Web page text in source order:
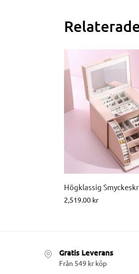
Högklassig
2,519.00 kr
Gratis Leverans
Från 549 kr köp